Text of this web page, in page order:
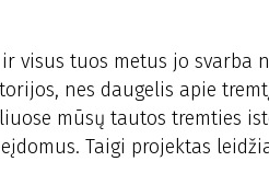
visus tuos metus jo svarba
nes daugelis apie
mūsų tautos tremties
Taigi projektas